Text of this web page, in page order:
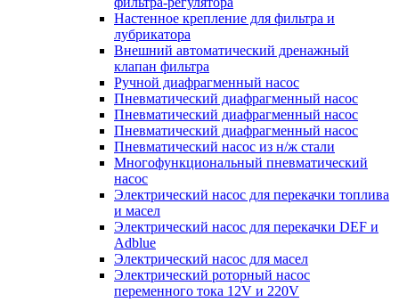
Настенное крепление для фильтра и
лубрикатора
Внешний автоматический дренажный
клапан фильтра
Ручной диафрагменный насос
Пневматический диафрагменный насос
Пневматический диафрагменный насос
Пневматический диафрагменный насос
Пневматический насос из н/ж стали
Многофункциональный пневматический
насос
Электрический насос для перекачки топлива
и масел
Электрический насос для перекачки DEF и
Adblue
Электрический насос для масел
Электрический роторный насос
переменного тока 12V и 220V